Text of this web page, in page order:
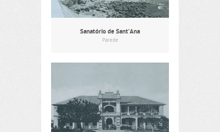
Sanatório de Sant’Ana
Parede